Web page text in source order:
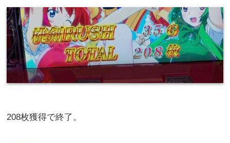
208枚獲得で終了。